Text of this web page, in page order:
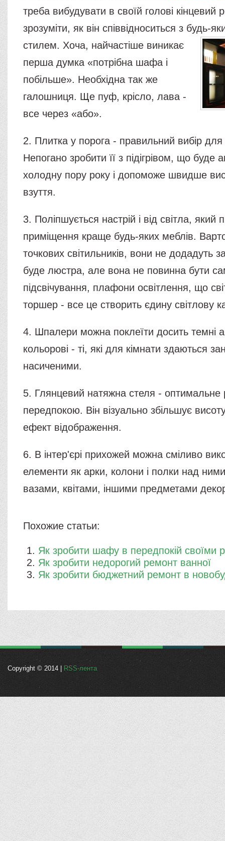
треба вибудувати в своїй голові кінцевий
зрозуміти, як він співвідноситься з будь-
стилем. Хоча, найчастіше виникає
перша думка «потрібна шафа і
побільше». Необхідна так же
галошниця. Ще пуф, крісло, лава -
все через «або».
2. Плитка у порога - правильний вибір
Непогано зробити її з підігрівом, що буде
холодну пору року і допоможе швидше
взуття.
3. Поліпшується настрій і від світла, який
приміщення краще будь-яких меблів.
точкових світильників, вони не додадуть
буде люстра, але вона не повинна бути
підсвічування, плафони освітлення, що
торшер - все це створить єдину світлову
4. Шпалери можна поклеїти досить темні
кольорові - ті, які для кімнати здаються
насиченими.
5. Глянцевий натяжна стеля - оптимальне
передпокою. Він візуально збільшує
ефект відображення.
6. В інтер'єрі прихожей можна сміливо
елементи як арки, колони і полки над
вазами, квітами, іншими предметами
Похожие статьи:
Як зробити шафу в передпокій своїми
Як зробити недорогий ремонт ванної
Як зробити бюджетний ремонт в
Copyright © 2014 | RSS-лента